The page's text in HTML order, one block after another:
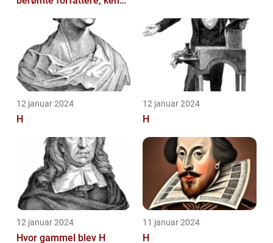
fortæll...
12 januar 2024
H
12 januar 2024
H
12 januar 2024
Hvor gammel blev H
11 januar 2024
H